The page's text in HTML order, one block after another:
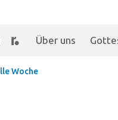
Über uns
Woche